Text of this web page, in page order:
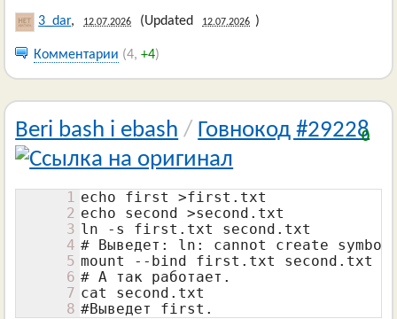
3_dar, 12.07.2026 (Updated 12.07.2026 )
Комментарии (4,+4)
Beri bash i ebash / Говнокод #29228
0
1
2
3
4
5
6
7
8
echo first >first.txt
echo second >second.txt
ln -s first.txt second.txt
# Выведет: ln: cannot create
mount --bind first.txt second.txt
# А так работает.
cat second.txt
#Выведет first.